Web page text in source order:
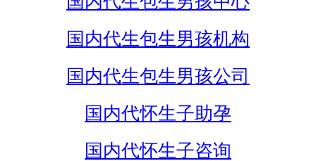
国内代生包生男孩机构
国内代生包生男孩公司
国内代怀生子助孕
国内代怀生子咨询